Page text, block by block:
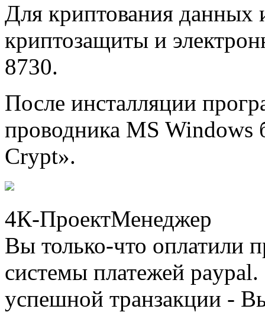
Для криптования данных
криптозащиты и
8730.
После инсталляции
проводника MS
Crypt».
4К-ПроектМенеджер
Вы только-что
системы платежей
успешной транзакции -